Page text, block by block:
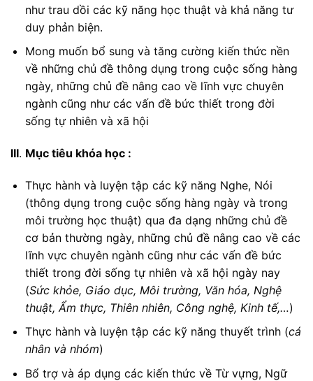
như trau dồi các kỹ năng học thuật và khả năng tư
duy phản biện.
Mong muốn bổ sung và tăng cường kiến thức nền
về những chủ đề thông dụng trong cuộc sống hàng
ngày, những chủ đề nâng cao về lĩnh vực chuyên
ngành cũng như các vấn đề bức thiết trong đời
sống tự nhiên và xã hội
III. Mục tiêu khóa học :
Thực hành và luyện tập các kỹ năng Nghe, Nói
(thông dụng trong cuộc sống hàng ngày và trong
môi trường học thuật) qua đa dạng những chủ đề
cơ bản thường ngày, những chủ đề nâng cao về các
lĩnh vực chuyên ngành cũng như các vấn đề bức
thiết trong đời sống tự nhiên và xã hội ngày nay
(Sức khỏe, Giáo dục, Môi trường, Văn hóa, Nghệ
thuật, Ẩm thực, Thiên nhiên, Công nghệ, Kinh tế,…)
Thực hành và luyện tập các kỹ năng thuyết trình (cá
nhân và nhóm)
Bổ trợ và áp dụng các kiến thức về Từ vựng, Ngữ